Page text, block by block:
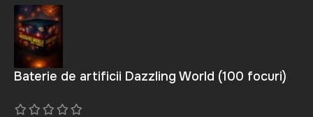
Baterie de artificii Dazzling World (100 focuri)